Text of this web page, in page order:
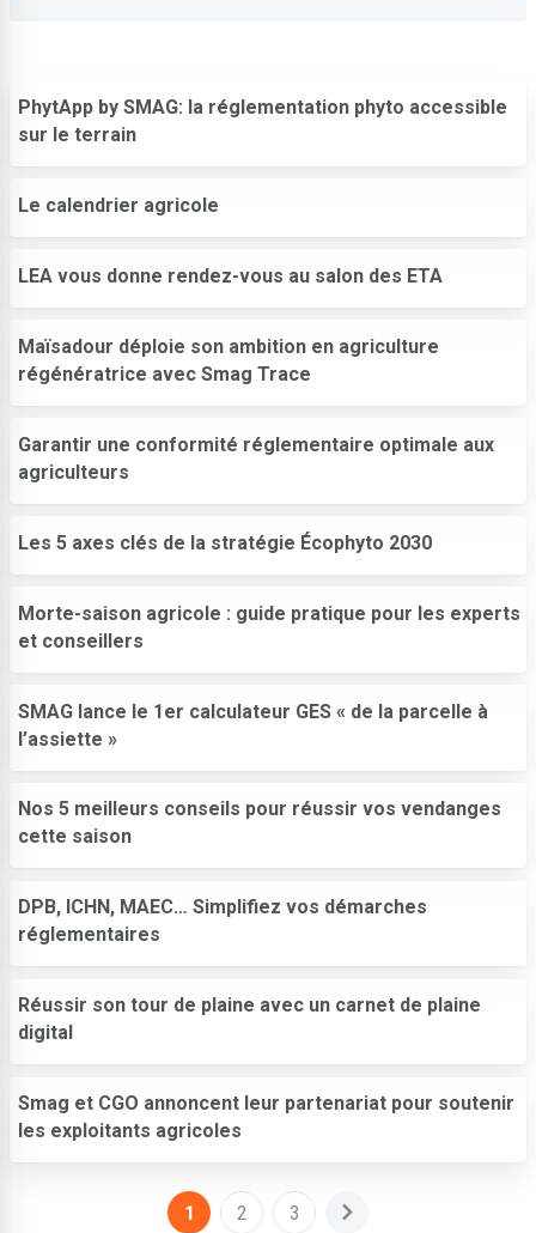
PhytApp by SMAG: la réglementation phyto accessible
sur le terrain
Le calendrier agricole
LEA vous donne rendez-vous au salon des ETA
Maïsadour déploie son ambition en agriculture
régénératrice avec Smag Trace
Garantir une conformité réglementaire optimale​ aux
agriculteurs
Les 5 axes clés de la stratégie Écophyto 2030
Morte-saison agricole : guide pratique pour les experts
et conseillers
SMAG lance le 1er calculateur GES « de la parcelle à
l’assiette »
Nos 5 meilleurs conseils pour réussir vos vendanges
cette saison
DPB, ICHN, MAEC… Simplifiez vos démarches
réglementaires
Réussir son tour de plaine avec un carnet de plaine
digital
Smag et CGO annoncent leur partenariat pour soutenir
les exploitants agricoles
1 2 3